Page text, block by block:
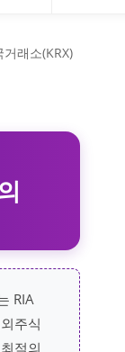
래소(KRX)
RIA
주식
적의